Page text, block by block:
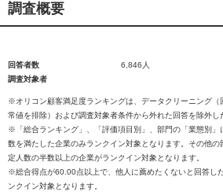
調査概要
回答者数
6,846人
調査対象者
※オリコン顧客満足度ランキングは、データクリーニング（
常値を排除）および調査対象者条件から外れた回答を除外し
※「総合ランキング」、「評価項目別」、部門の「業態別」
数を満たした企業のみランクイン対象となります。その他
定人数の半数以上の企業がランクイン対象となります。
※総合得点が60.00点以上で、他人に薦めたくないと回答し
ンクイン対象となります。